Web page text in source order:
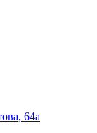
64а